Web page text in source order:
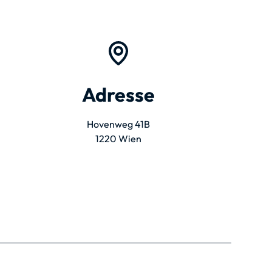
Adresse
Hovenweg 41B
1220 Wien